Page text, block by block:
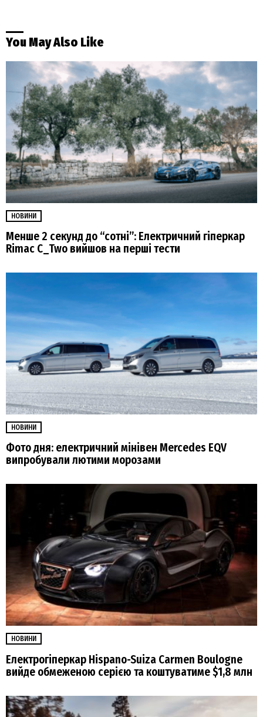
You May Also Like
НОВИНИ
Менше 2 секунд до “сотні”: Електричний гіперкар
Rimac C_Two вийшов на перші тести
НОВИНИ
Фото дня: електричний мінівен Mercedes EQV
випробували лютими морозами
НОВИНИ
Електрогіперкар Hispano-Suiza Carmen Boulogne
вийде обмеженою серією та коштуватиме $1,8 млн